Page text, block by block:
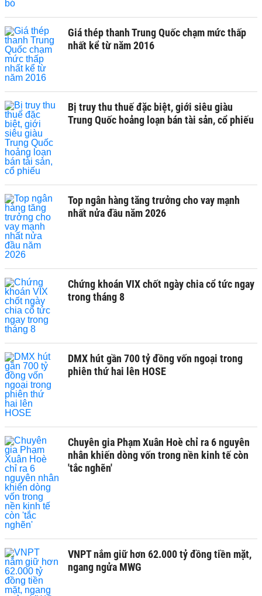
Giá thép thanh Trung Quốc chạm mức thấp
nhất kể từ năm 2016
Bị truy thu thuế đặc biệt, giới siêu giàu
Trung Quốc hoảng loạn bán tài sản, cổ phiếu
Top ngân hàng tăng trưởng cho vay mạnh
nhất nửa đầu năm 2026
Chứng khoán VIX chốt ngày chia cổ tức ngay
trong tháng 8
DMX hút gần 700 tỷ đồng vốn ngoại trong
phiên thứ hai lên HOSE
Chuyên gia Phạm Xuân Hoè chỉ ra 6 nguyên
nhân khiến dòng vốn trong nền kinh tế còn
'tắc nghẽn'
VNPT nắm giữ hơn 62.000 tỷ đồng tiền mặt,
ngang ngửa MWG